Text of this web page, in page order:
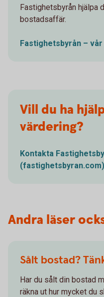
Fastighetsbyrån hjälpa
bostadsaffär.
Fastighetsbyrån –
Vill du ha
värdering?
Kontakta
(fastighetsbyran.com)
Andra läser
Sålt bostad?
Har du sålt din bostad
räkna ut hur mycket du